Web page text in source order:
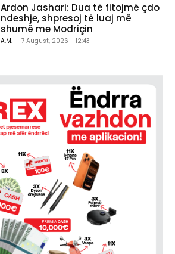
Ardon Jashari: Dua të fitojmë çdo
ndeshje, shpresoj të luaj më
shumë me Modriçin
A.M. - 7 August, 2026 - 12:43